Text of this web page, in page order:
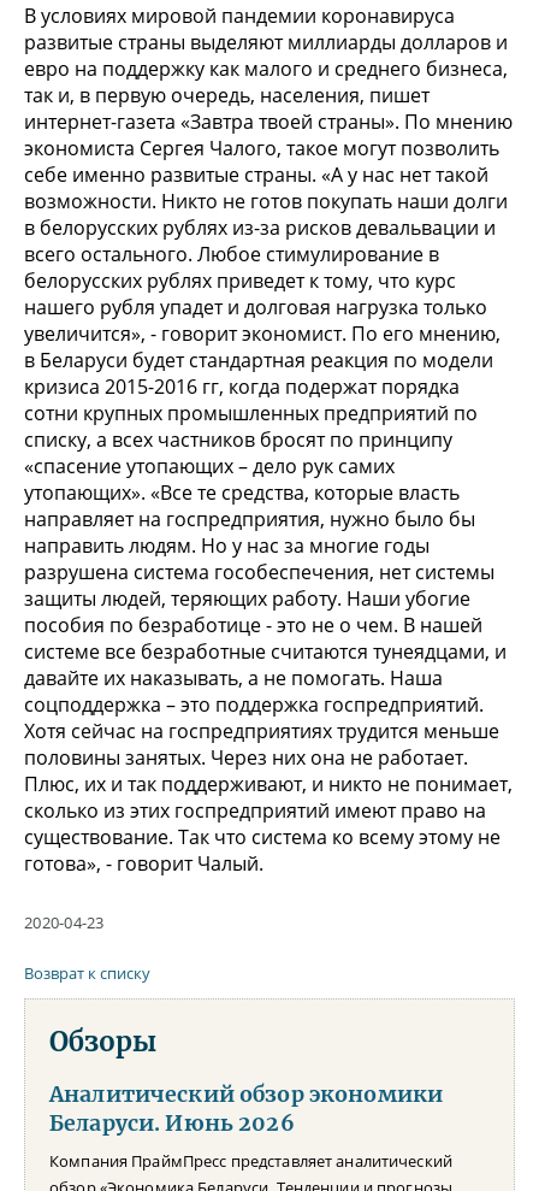
В условиях мировой пандемии коронавируса
развитые страны выделяют миллиарды долларов и
евро на поддержку как малого и среднего бизнеса,
так и, в первую очередь, населения, пишет
интернет-газета «Завтра твоей страны». По мнению
экономиста Сергея Чалого, такое могут позволить
себе именно развитые страны. «А у нас нет такой
возможности. Никто не готов покупать наши долги
в белорусских рублях из-за рисков девальвации и
всего остального. Любое стимулирование в
белорусских рублях приведет к тому, что курс
нашего рубля упадет и долговая нагрузка только
увеличится», - говорит экономист. По его мнению,
в Беларуси будет стандартная реакция по модели
кризиса 2015-2016 гг, когда подержат порядка
сотни крупных промышленных предприятий по
списку, а всех частников бросят по принципу
«спасение утопающих – дело рук самих
утопающих». «Все те средства, которые власть
направляет на госпредприятия, нужно было бы
направить людям. Но у нас за многие годы
разрушена система гособеспечения, нет системы
защиты людей, теряющих работу. Наши убогие
пособия по безработице - это не о чем. В нашей
системе все безработные считаются тунеядцами, и
давайте их наказывать, а не помогать. Наша
соцподдержка – это поддержка госпредприятий.
Хотя сейчас на госпредприятиях трудится меньше
половины занятых. Через них она не работает.
Плюс, их и так поддерживают, и никто не понимает,
сколько из этих госпредприятий имеют право на
существование. Так что система ко всему этому не
готова», - говорит Чалый.
2020-04-23
Возврат к списку
Обзоры
Аналитический обзор экономики
Беларуси. Июнь 2026
Компания ПраймПресс представляет аналитический